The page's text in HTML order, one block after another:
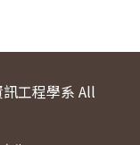
工程學系 All